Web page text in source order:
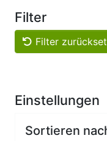
Filter
Filter
Einstellungen
Sortieren